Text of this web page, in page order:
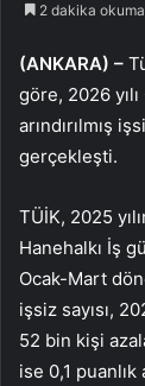
2 dakika
(ANKARA) –
göre, 2026
arındırılmış
gerçekleşti.
TÜİK, 2025
Hanehalkı İş
Ocak-Mart
işsiz sayısı,
52 bin kişi
ise 0,1